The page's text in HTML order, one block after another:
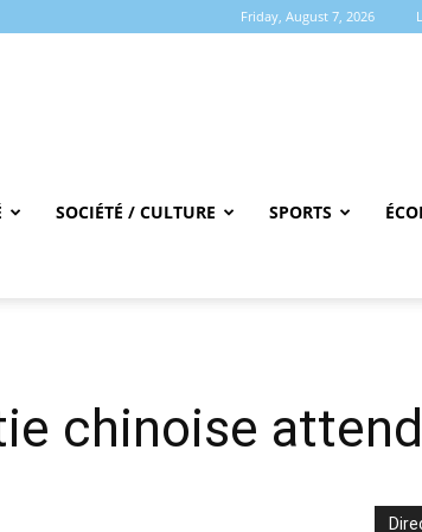
Friday, August 7, 2026
SOCIÉTÉ / CULTURE SPORTS
chinoise